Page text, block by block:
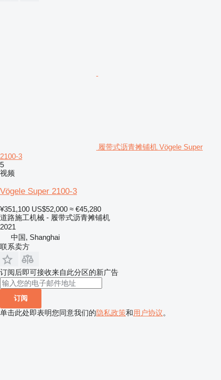
履带式沥青摊铺机 Vögele Super
2100-3
5
视频
Vögele Super 2100-3
¥351,100 US$52,000 ≈ €45,280
道路施工机械 - 履带式沥青摊铺机
2021
中国, Shanghai
联系卖方
订阅后即可接收来自此分区的新广告
订阅
单击此处即表明您同意我们的隐私政策和用户协议。